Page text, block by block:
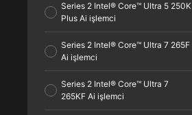
Series 2 Intel® Core™ Ultra 5 250K
Plus Ai işlemci
Series 2 Intel® Core™ Ultra 7 265F
Ai işlemci
Series 2 Intel® Core™ Ultra 7
265KF Ai işlemci